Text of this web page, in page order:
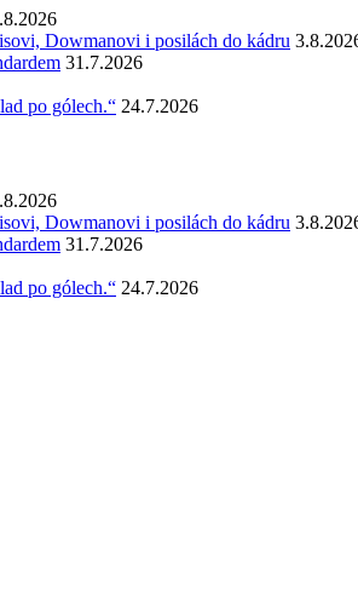
Dowmanovi i posilách do kádru
31.7.2026
po gólech.“ 24.7.2026
Dowmanovi i posilách do kádru
31.7.2026
po gólech.“ 24.7.2026